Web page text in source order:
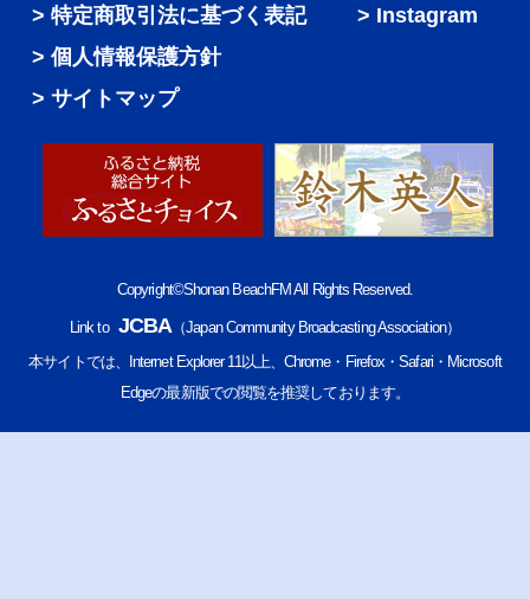
特定商取引法に基づく表記
個人情報保護方針
サイトマップ
Instagram
Copyright©Shonan BeachFM All Rights Reserved.
Link to JCBA（Japan Community Broadcasting Association）
本サイトでは、Internet Explorer 11以上、Chrome・Firefox・Safari・Microsoft
Edgeの最新版での閲覧を推奨しております。